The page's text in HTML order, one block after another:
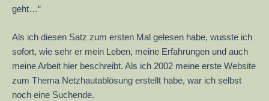
geht…“
Als ich diesen Satz zum ersten Mal gelesen habe, wusste ich
sofort, wie sehr er mein Leben, meine Erfahrungen und auch
meine Arbeit hier beschreibt. Als ich 2002 meine erste Website
zum Thema Netzhautablösung erstellt habe, war ich selbst
noch eine Suchende.